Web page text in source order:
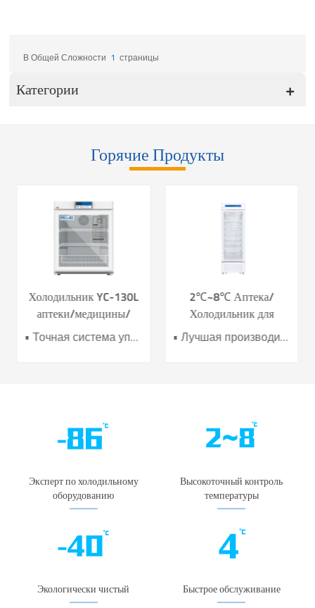
В Общей Сложности 1 Страницы
Категории
Горячие Продукты
Холодильник YC-130L
аптеки/медицины/
вакцины 2~8℃ под• Точная система управления • Система охлаждения с воздушным охлаждением • Встроенный USB-регистратор данных • Совершенные звуковые и визуальные сигналы тревоги • Эргономичный дизайн
2℃~8℃ Аптека/
Холодильник для
вакцин для аптеки и
лаборатории YC-395L
• Лучшая производительность воздушного охлаждения • Эффективность энергосбережения повышена на 40%+ • Дверца с электрообогревом для лучшего антиконденсационного эффекта •7 датчиков для высокой точности контроля температуры • Интеллектуальная звуковая и визуальная сигнализация
Эксперт по холодильному
оборудованию
Высокоточный контроль
температуры
Экологически чистый Быстрое обслуживание